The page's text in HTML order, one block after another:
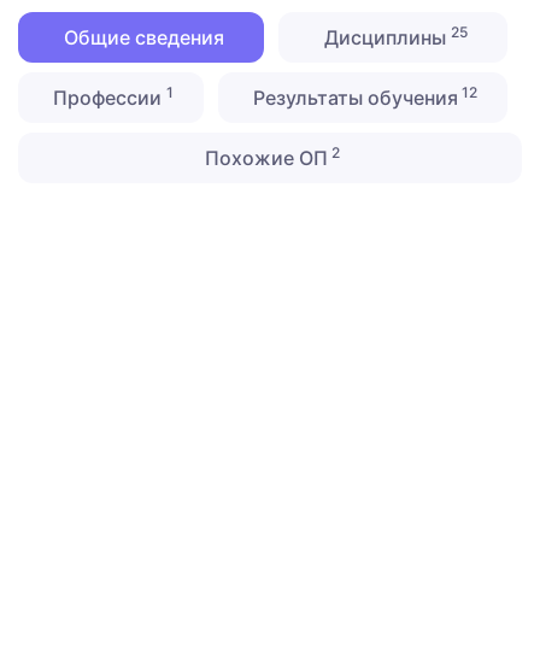
Общие сведения Дисциплины 25
Профессии 1 Результаты обучения 12
Похожие ОП 2